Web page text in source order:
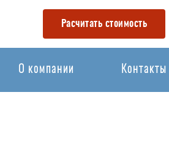
Расчитать стоимость
О компании Контакты